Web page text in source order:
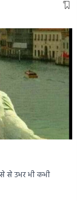
से उभर भी कभी